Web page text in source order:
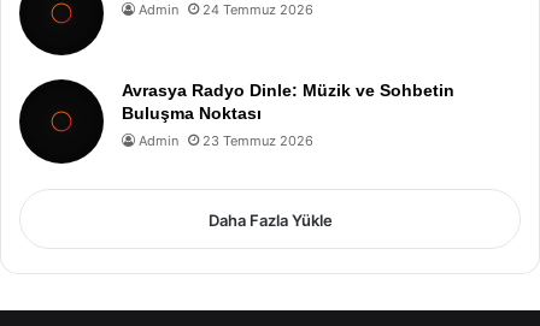
Admin 24 Temmuz 2026
Avrasya Radyo Dinle: Müzik ve Sohbetin
Buluşma Noktası
Admin 23 Temmuz 2026
Daha Fazla Yükle